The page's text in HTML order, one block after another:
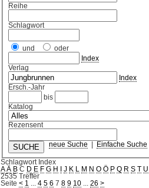
Reihe
Schlagwort
und
oder
Index
Verlag
Index
Ersch.-Jahr
bis
Katalog
Rezensent
neue Suche Einfache Suche
Schlagwort Index
A Ä B C D E F G H J K M N O Ö P Q R S U
2535 Treffer
Seite< 1 ...4 5 6 7 8 9 10 ...26 >